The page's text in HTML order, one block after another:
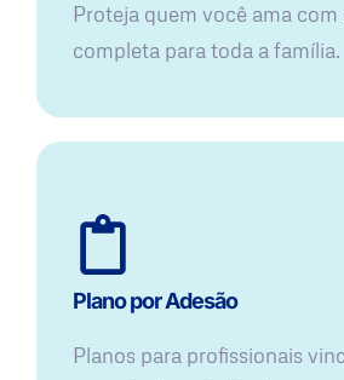
Proteja quem você ama
completa para toda a família.
Plano por Adesão
Planos para profissionais